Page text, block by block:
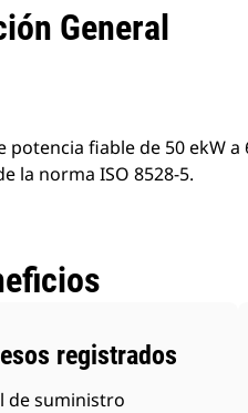
General
fiable de 50 ekW a
la norma ISO 8528-5.
registrados
de suministro